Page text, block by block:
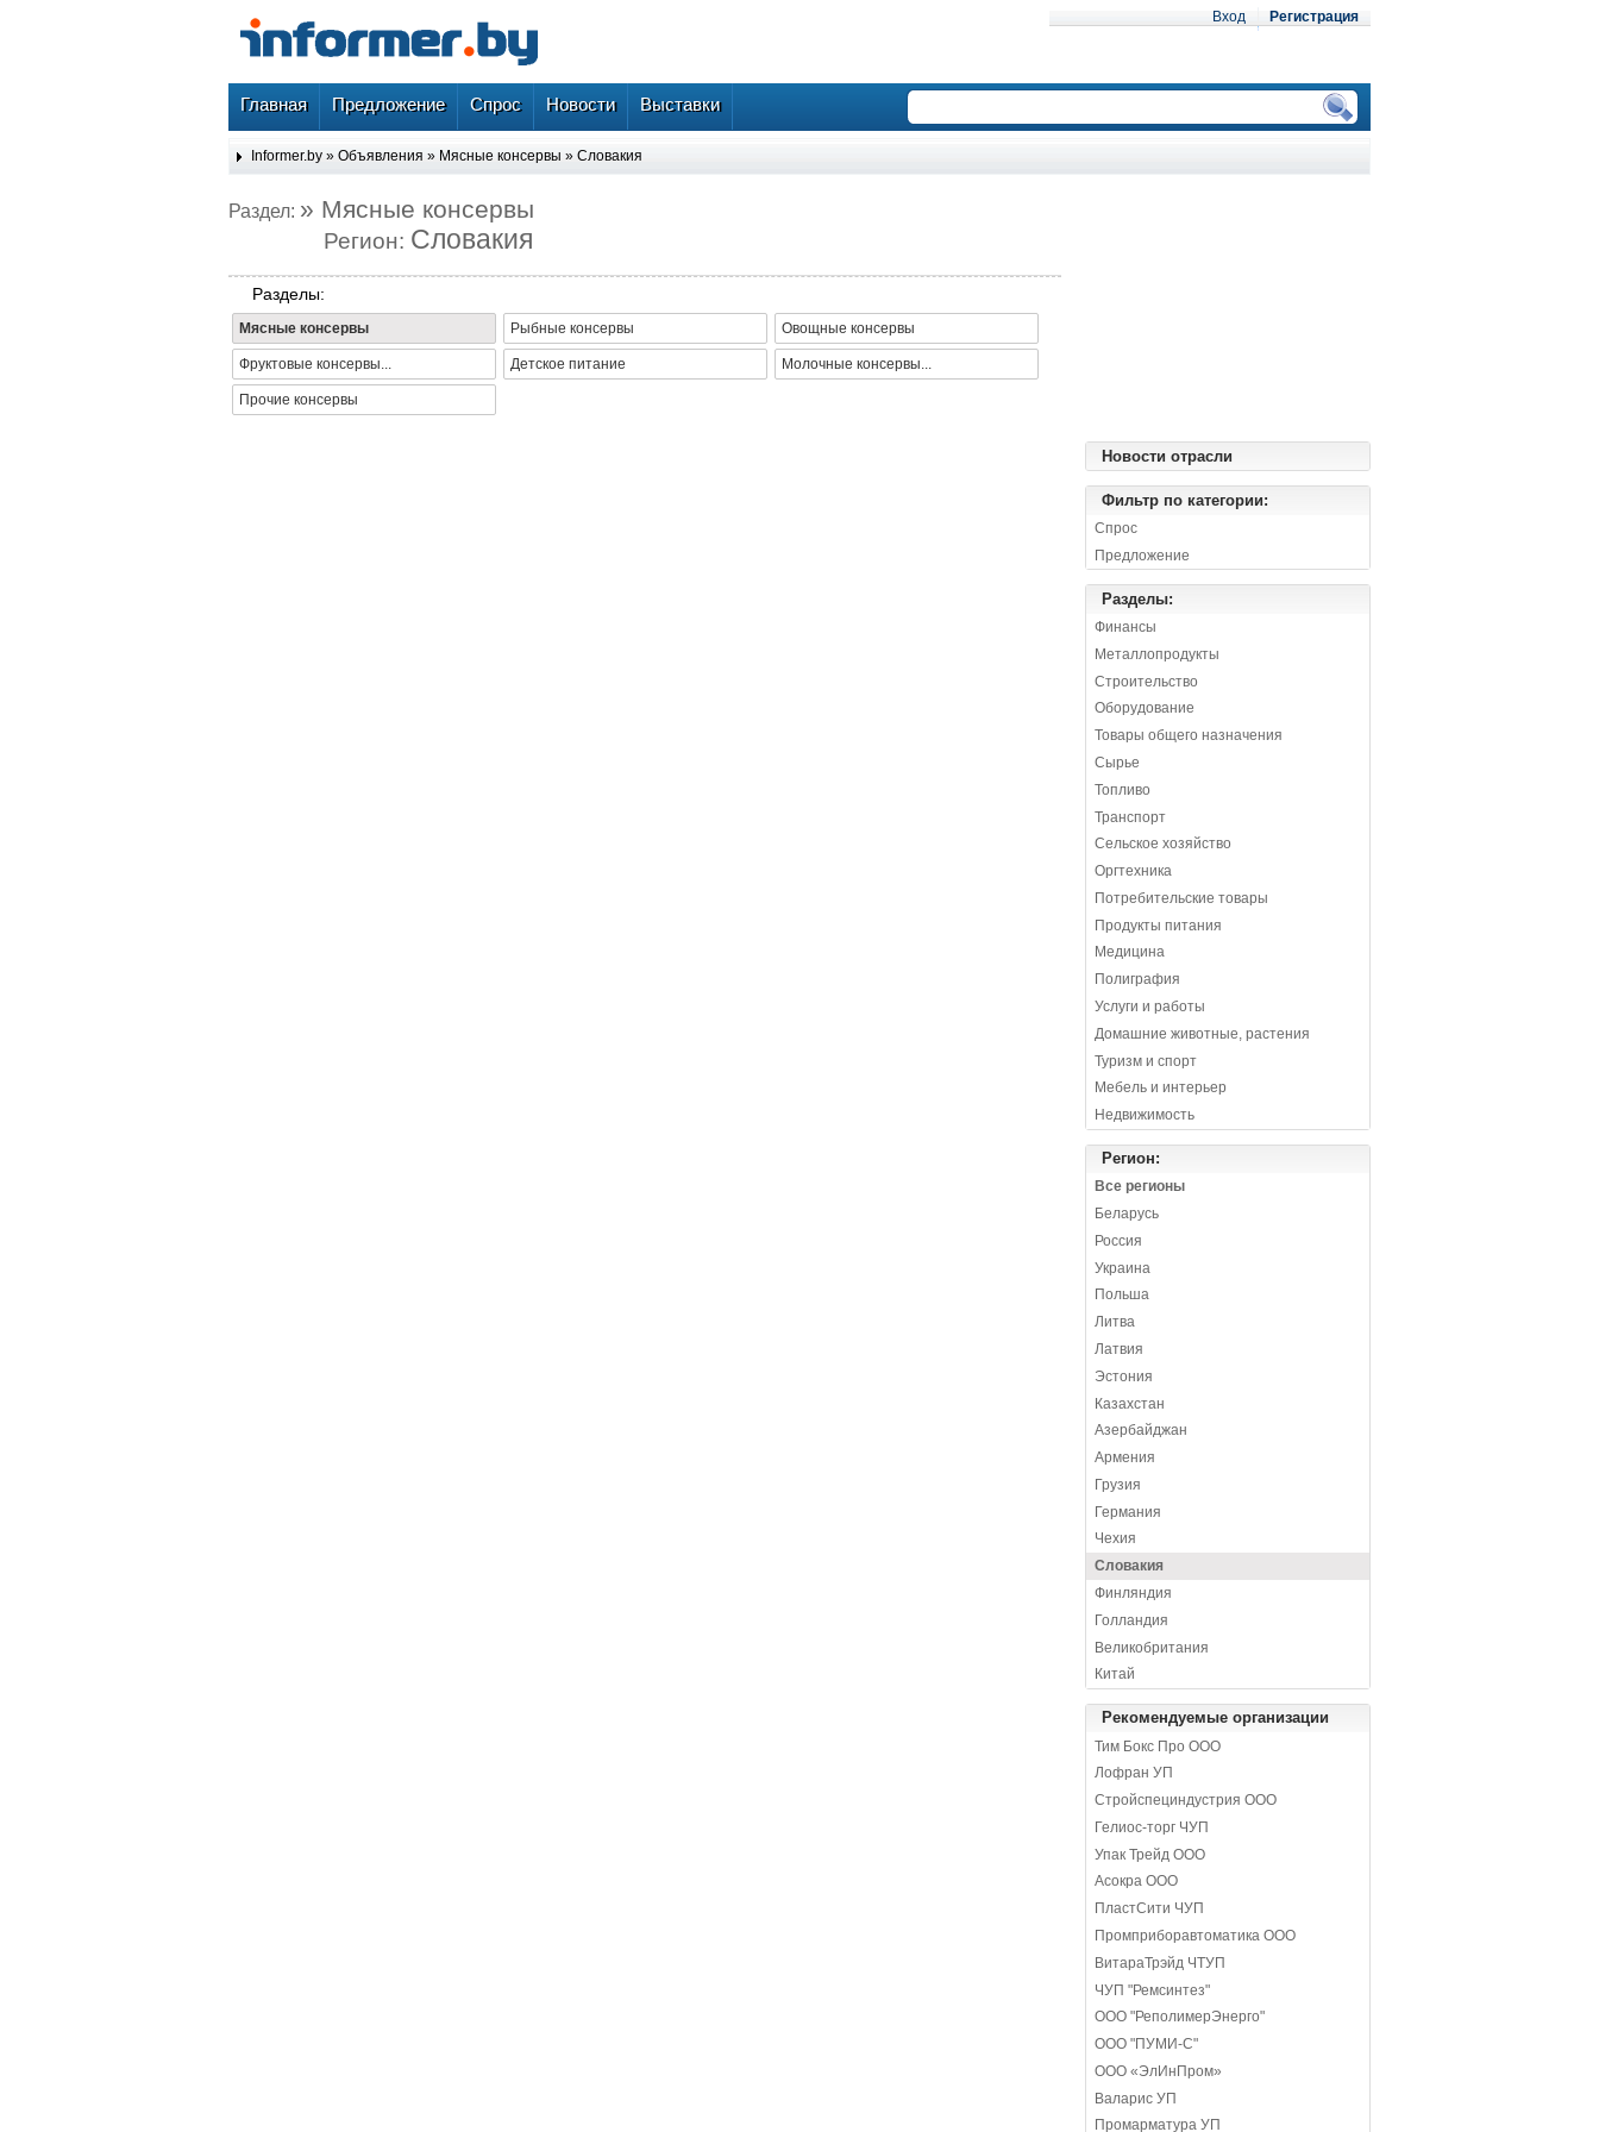
Вход Регистрация
Главная Предложение Спрос Новости Выставки
Informer.by » Объявления » Мясные консервы » Словакия
Раздел: » Мясные консервы
Регион: Словакия
Разделы:
Мясные консервы Рыбные консервы Овощные консервы
Фруктовые консервы... Детское питание Молочные консервы...
Прочие консервы
Новости отрасли
Фильтр по категории:
Спрос
Предложение
Разделы:
Финансы
Металлопродукты
Строительство
Оборудование
Товары общего назначения
Сырье
Топливо
Транспорт
Сельское хозяйство
Оргтехника
Потребительские товары
Продукты питания
Медицина
Полиграфия
Услуги и работы
Домашние животные, растения
Туризм и спорт
Мебель и интерьер
Недвижимость
Регион:
Все регионы
Беларусь
Россия
Украина
Польша
Литва
Латвия
Эстония
Казахстан
Азербайджан
Армения
Грузия
Германия
Чехия
Словакия
Финляндия
Голландия
Великобритания
Китай
Рекомендуемые организации
Тим Бокс Про ООО
Лофран УП
Стройспециндустрия ООО
Гелиос-торг ЧУП
Упак Трейд ООО
Асокра ООО
ПластСити ЧУП
Промприборавтоматика ООО
ВитараТрэйд ЧТУП
ЧУП "Ремсинтез"
ООО "РеполимерЭнерго"
ООО "ПУМИ-С"
ООО «ЭлИнПром»
Валарис УП
Промарматура УП